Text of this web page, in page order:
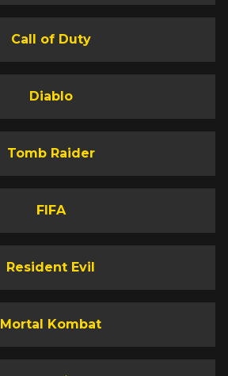
Call of Duty
Diablo
Tomb Raider
FIFA
Resident Evil
Mortal Kombat